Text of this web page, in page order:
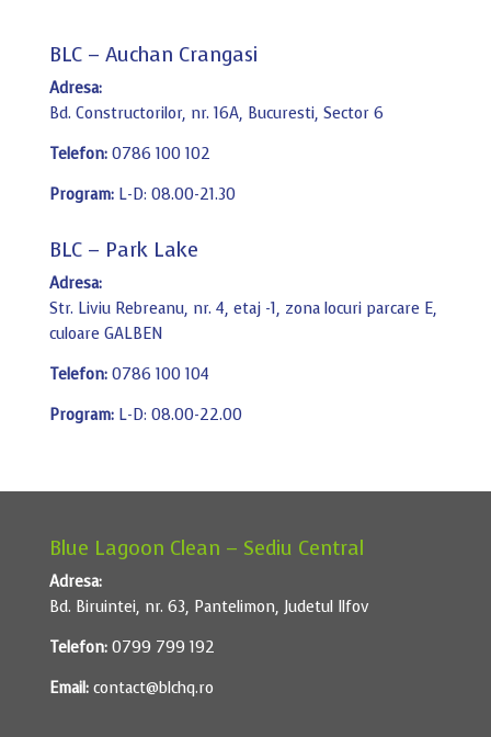
BLC – Auchan Crangasi
Adresa:
Bd. Constructorilor, nr. 16A, Bucuresti, Sector 6
Telefon: 0786 100 102
Program: L-D: 08.00-21.30
BLC – Park Lake
Adresa:
Str. Liviu Rebreanu, nr. 4, etaj -1, zona locuri parcare E,
culoare GALBEN
Telefon: 0786 100 104
Program: L-D: 08.00-22.00
Blue Lagoon Clean – Sediu Central
Adresa:
Bd. Biruintei, nr. 63, Pantelimon, Judetul Ilfov
Telefon:0799 799 192
Email: contact@blchq.ro